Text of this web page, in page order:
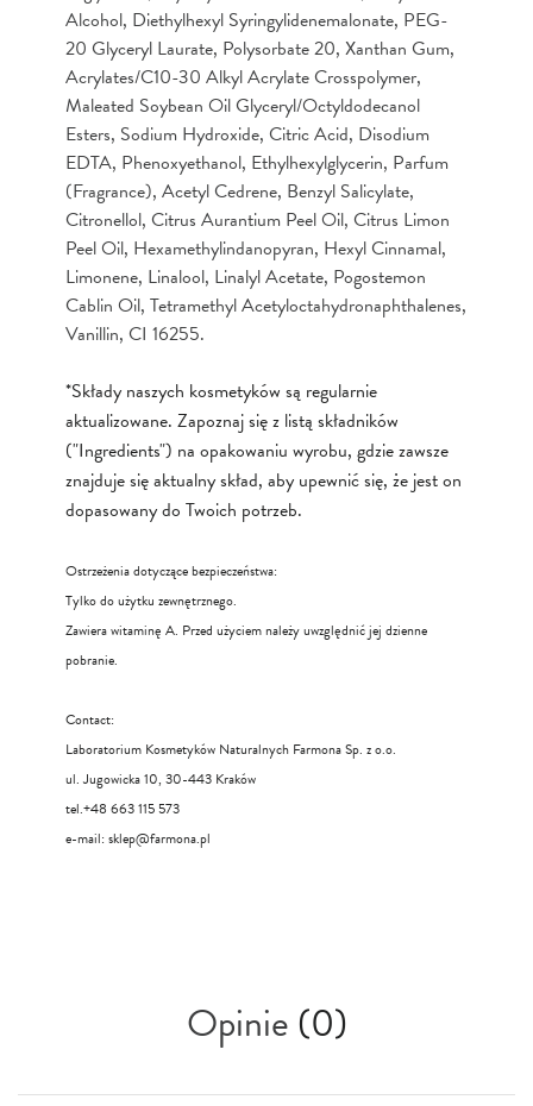
Alcohol, Diethylhexyl Syringylidenemalonate, PEG-
20 Glyceryl Laurate, Polysorbate 20, Xanthan Gum,
Acrylates/C10-30 Alkyl Acrylate Crosspolymer,
Maleated Soybean Oil Glyceryl/Octyldodecanol
Esters, Sodium Hydroxide, Citric Acid, Disodium
EDTA, Phenoxyethanol, Ethylhexylglycerin, Parfum
(Fragrance), Acetyl Cedrene, Benzyl Salicylate,
Citronellol, Citrus Aurantium Peel Oil, Citrus Limon
Peel Oil, Hexamethylindanopyran, Hexyl Cinnamal,
Limonene, Linalool, Linalyl Acetate, Pogostemon
Cablin Oil, Tetramethyl Acetyloctahydronaphthalenes,
Vanillin, CI 16255.
*Składy naszych kosmetyków są regularnie
aktualizowane. Zapoznaj się z listą składników
("Ingredients") na opakowaniu wyrobu, gdzie zawsze
znajduje się aktualny skład, aby upewnić się, że jest on
dopasowany do Twoich potrzeb.
Ostrzeżenia dotyczące bezpieczeństwa:
Tylko do użytku zewnętrznego.
Zawiera witaminę A. Przed użyciem należy uwzględnić jej dzienne
pobranie.
Contact:
Laboratorium Kosmetyków Naturalnych Farmona Sp. z o.o.
ul. Jugowicka 10, 30-443 Kraków
tel.+48 663 115 573
e-mail: sklep@farmona.pl
Opinie(0)